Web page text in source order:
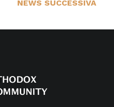
NEWS SUCCESSIVA